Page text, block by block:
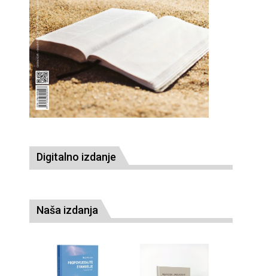
Digitalno izdanje
Naša izdanja